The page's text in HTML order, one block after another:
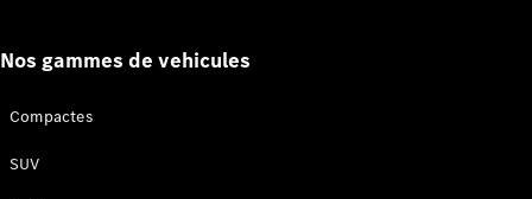
Nos gammes de vehicules
Compactes
SUV